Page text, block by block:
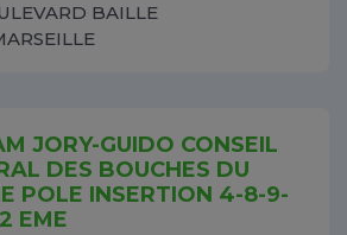
BAILLE
JORY-GUIDO CONSEIL
DES BOUCHES DU
POLE INSERTION 4-8-9-
EME